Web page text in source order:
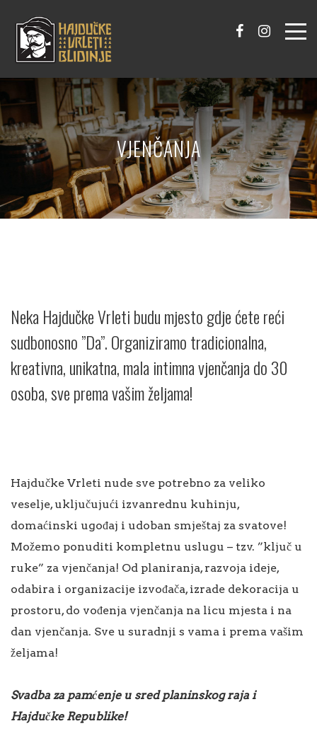
VJENČANJA
Neka Hajdučke Vrleti budu mjesto gdje ćete reći
sudbonosno ”Da”. Organiziramo tradicionalna,
kreativna, unikatna, mala intimna vjenčanja do 30
osoba, sve prema vašim željama!
Hajdučke Vrleti nude sve potrebno za veliko
veselje, uključujući izvanrednu kuhinju,
domaćinski ugođaj i udoban smještaj za svatove!
Možemo ponuditi kompletnu uslugu – tzv. ”ključ u
ruke” za vjenčanja! Od planiranja, razvoja ideje,
odabira i organizacije izvođača, izrade dekoracija u
prostoru, do vođenja vjenčanja na licu mjesta i na
dan vjenčanja. Sve u suradnji s vama i prema vašim
željama!
Svadba za pamćenje u sred planinskog raja i
Hajdučke Republike!